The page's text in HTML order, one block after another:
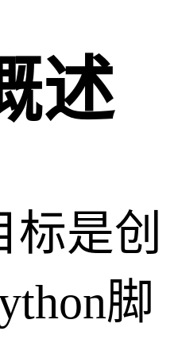
述
是创
脚